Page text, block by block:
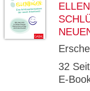
32
E-